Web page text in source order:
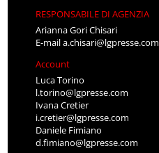
RESPONSABILE DI AGENZIA
Arianna Gori Chisari
E-maila.chisari@lgpresse.com
Account
Luca Torino
l.torino@lgpresse.com
Ivana Cretier
i.cretier@lgpresse.com
Daniele Fimiano
d.fimiano@lgpresse.com